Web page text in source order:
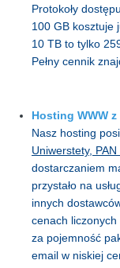
Protokoły
100 GB kosztuje
10 TB to tylko
Pełny cennik
Hosting WWW
Nasz hosting
Uniwerstety,
dostarczaniem
przystało na
innych
cenach liczonych
za pojemność
email w niskiej